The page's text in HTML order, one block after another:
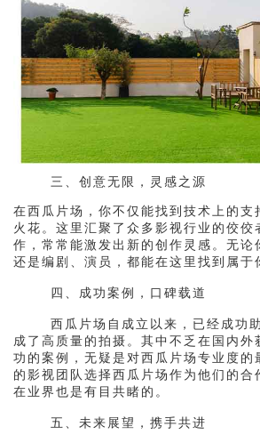
三、创意无限，灵感之源
在西瓜片场，你不仅能找到技术上的支
火花。这里汇聚了众多影视行业的佼佼
作，常常能激发出新的创作灵感。无论
还是编剧、演员，都能在这里找到属于
四、成功案例，口碑载道
西瓜片场自成立以来，已经成功
成了高质量的拍摄。其中不乏在国内外
功的案例，无疑是对西瓜片场专业度的
的影视团队选择西瓜片场作为他们的合
在业界也是有目共睹的。
五、未来展望，携手共进